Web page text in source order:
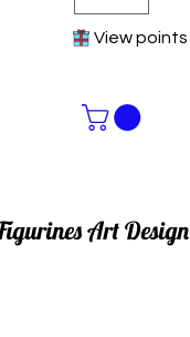
View points
Art Design